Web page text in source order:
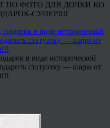
ПО ФОТО ДЛЯ ДОЧКИ КО
СУПЕР!!!!
в виде исторической
статуэтку — шарж от